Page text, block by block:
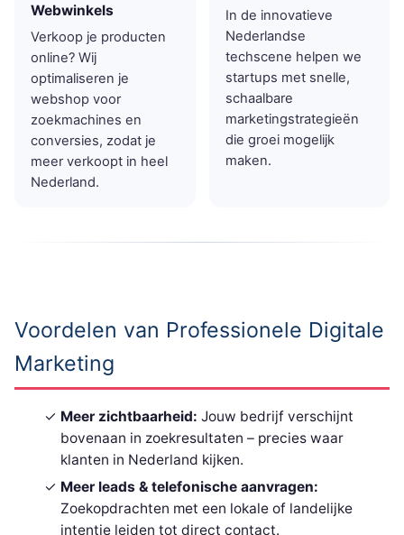
Webwinkels
Verkoop je producten
online? Wij
optimaliseren je
webshop voor
zoekmachines en
conversies, zodat je
meer verkoopt in heel
Nederland.
In de innovatieve
Nederlandse
techscene helpen we
startups met snelle,
schaalbare
marketingstrategieën
die groei mogelijk
maken.
Voordelen van Professionele Digitale
Marketing
Meer zichtbaarheid: Jouw bedrijf verschijnt
bovenaan in zoekresultaten – precies waar
klanten in Nederland kijken.
Meer leads & telefonische aanvragen:
Zoekopdrachten met een lokale of landelijke
intentie leiden tot direct contact.